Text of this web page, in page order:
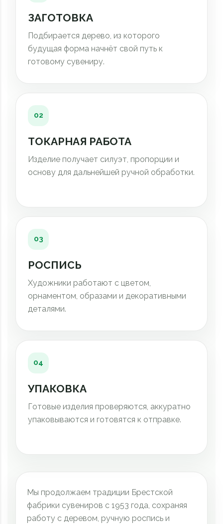
ЗАГОТОВКА
Подбирается дерево, из которого
будущая форма начнёт свой путь к
готовому сувениру.
02
ТОКАРНАЯ РАБОТА
Изделие получает силуэт, пропорции и
основу для дальнейшей ручной обработки.
03
РОСПИСЬ
Художники работают с цветом,
орнаментом, образами и декоративными
деталями.
04
УПАКОВКА
Готовые изделия проверяются, аккуратно
упаковываются и готовятся к отправке.
Мы продолжаем традиции Брестской
фабрики сувениров с 1953 года, сохраняя
работу с деревом, ручную роспись и